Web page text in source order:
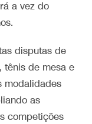
a vez do
disputas de
tênis de mesa e
modalidades
as
competições